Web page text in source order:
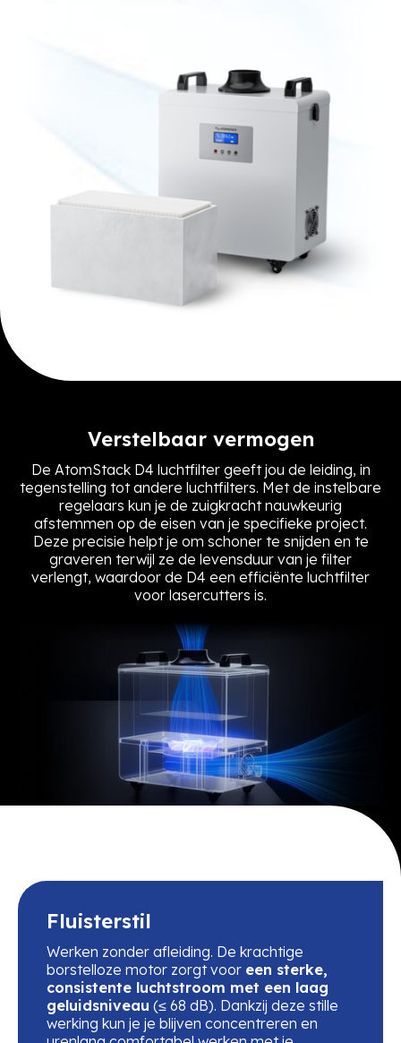
Verstelbaar vermogen
De AtomStack D4 luchtfilter geeft jou de leiding, in
tegenstelling tot andere luchtfilters. Met de instelbare
regelaars kun je de zuigkracht nauwkeurig
afstemmen op de eisen van je specifieke project.
Deze precisie helpt je om schoner te snijden en te
graveren terwijl ze de levensduur van je filter
verlengt, waardoor de D4 een efficiënte luchtfilter
voor lasercutters is.
Fluisterstil
Werken zonder afleiding. De krachtige
borstelloze motor zorgt voor een sterke,
consistente luchtstroom met een laag
geluidsniveau (≤ 68 dB). Dankzij deze stille
werking kun je je blijven concentreren en